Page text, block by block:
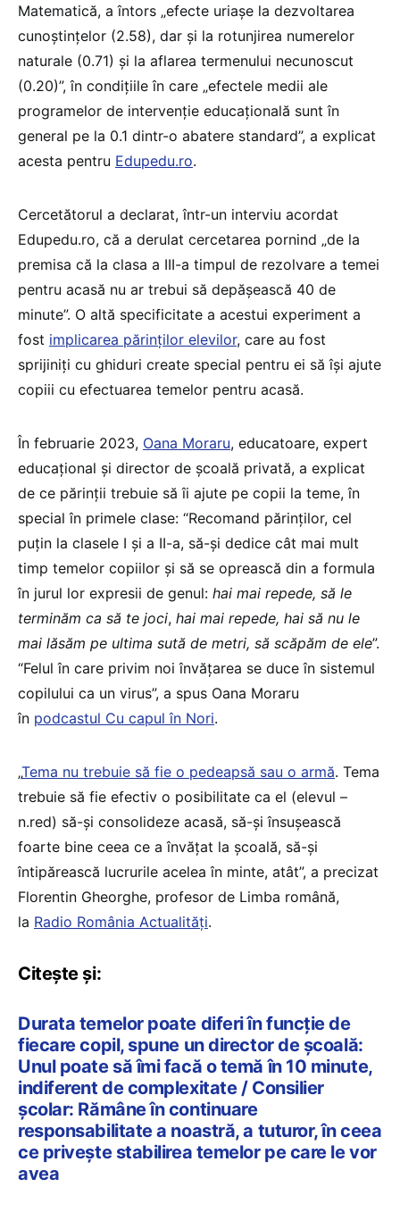
Matematică, a întors „efecte uriașe la dezvoltarea
cunoștințelor (2.58), dar și la rotunjirea numerelor
naturale (0.71) și la aflarea termenului necunoscut
(0.20)”, în condițiile în care „efectele medii ale
programelor de intervenție educațională sunt în
general pe la 0.1 dintr-o abatere standard”, a explicat
acesta pentru Edupedu.ro.
Cercetătorul a declarat, într-un interviu acordat
Edupedu.ro, că a derulat cercetarea pornind „de la
premisa că la clasa a III-a timpul de rezolvare a temei
pentru acasă nu ar trebui să depășească 40 de
minute”. O altă specificitate a acestui experiment a
fost implicarea părinților elevilor, care au fost
sprijiniți cu ghiduri create special pentru ei să își ajute
copiii cu efectuarea temelor pentru acasă.
În februarie 2023, Oana Moraru, educatoare, expert
educațional și director de școală privată, a explicat
de ce părinții trebuie să îi ajute pe copii la teme, în
special în primele clase: “Recomand părinților, cel
puțin la clasele I și a II-a, să-și dedice cât mai mult
timp temelor copiilor și să se oprească din a formula
în jurul lor expresii de genul: hai mai repede, să le
terminăm ca să te joci, hai mai repede, hai să nu le
mai lăsăm pe ultima sută de metri, să scăpăm de ele”.
“Felul în care privim noi învățarea se duce în sistemul
copilului ca un virus”, a spus Oana Moraru
în podcastul Cu capul în Nori.
„Tema nu trebuie să fie o pedeapsă sau o armă. Tema
trebuie să fie efectiv o posibilitate ca el (elevul –
n.red) să-și consolideze acasă, să-și însușească
foarte bine ceea ce a învățat la școală, să-și
întipărească lucrurile acelea în minte, atât”, a precizat
Florentin Gheorghe, profesor de Limba română,
la Radio România Actualități.
Citește și:
Durata temelor poate diferi în funcție de
fiecare copil, spune un director de școală:
Unul poate să îmi facă o temă în 10 minute,
indiferent de complexitate / Consilier
școlar: Rămâne în continuare
responsabilitate a noastră, a tuturor, în ceea
ce privește stabilirea temelor pe care le vor
avea